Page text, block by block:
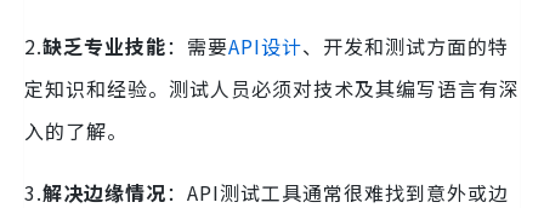
2.缺乏专业技能：需要API设计、开发和测试方面的特
定知识和经验。测试人员必须对技术及其编写语言有深
入的了解。
3.解决边缘情况：API测试工具通常很难找到意外或边